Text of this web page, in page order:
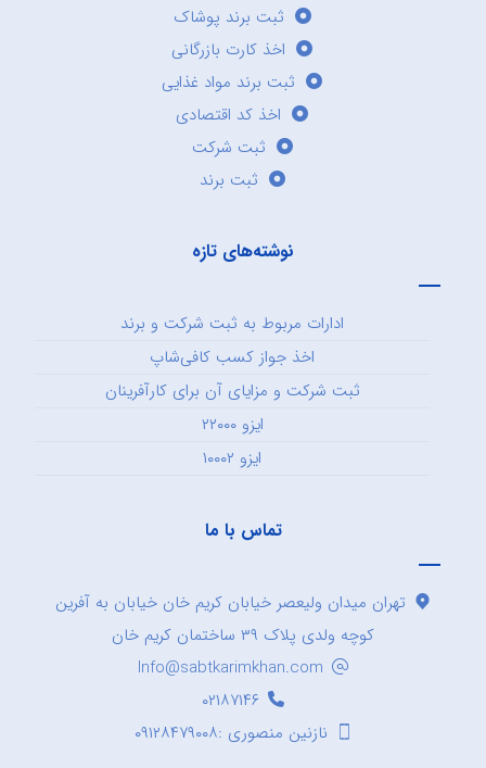
ثبت برند پوشاک
اخذ کارت بازرگانی
ثبت برند مواد غذایی
اخذ کد اقتصادی
ثبت شرکت
ثبت برند
نوشته‌های تازه
ادارات مربوط به ثبت شرکت و برند
اخذ جواز کسب کافی‌شاپ
ثبت شرکت و مزایای آن برای کارآفرینان
ایزو ۲۲۰۰۰
ایزو ۱۰۰۰۲
تماس با ما
تهران میدان ولیعصر خیابان کریم خان خیابان به آفرین
کوچه ولدی پلاک ۳۹ ساختمان کریم خان
Info@sabtkarimkhan.com
۰۲۱۸۷۱۴۶
نازنین منصوری :۰۹۱۲۸۴۷۹۰۰۸